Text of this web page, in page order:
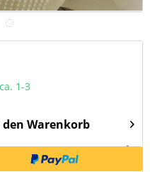
1-3
den Warenkorb